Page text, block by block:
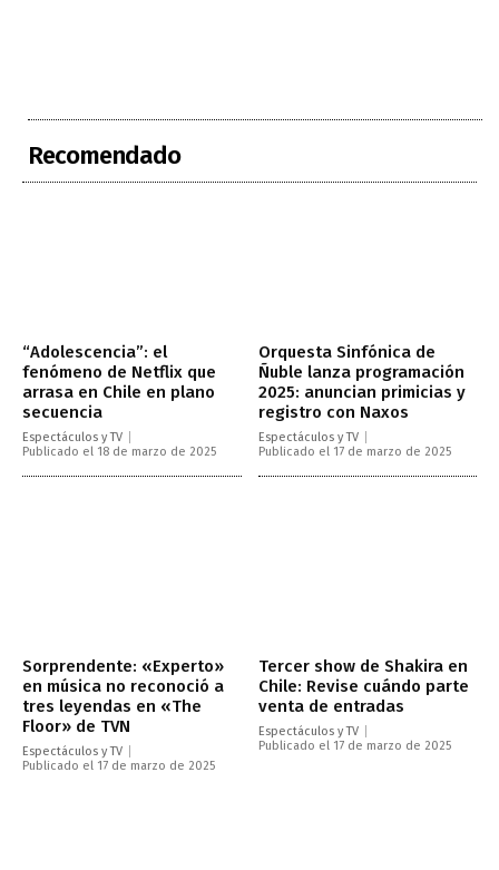
Recomendado
“Adolescencia”: el
fenómeno de Netflix que
arrasa en Chile en plano
secuencia
Espectáculos y TV
Publicado el 18 de marzo de 2025
Orquesta Sinfónica de
Ñuble lanza programación
2025: anuncian primicias y
registro con Naxos
Espectáculos y TV
Publicado el 17 de marzo de 2025
Sorprendente: «Experto»
en música no reconoció a
tres leyendas en «The
Floor» de TVN
Espectáculos y TV
Publicado el 17 de marzo de 2025
Tercer show de Shakira en
Chile: Revise cuándo parte
venta de entradas
Espectáculos y TV
Publicado el 17 de marzo de 2025